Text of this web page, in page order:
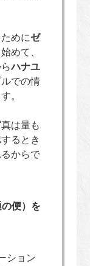
めにゼ
めて、
ハナユ
での情
。
は量も
るとき
からで
便）を
ション